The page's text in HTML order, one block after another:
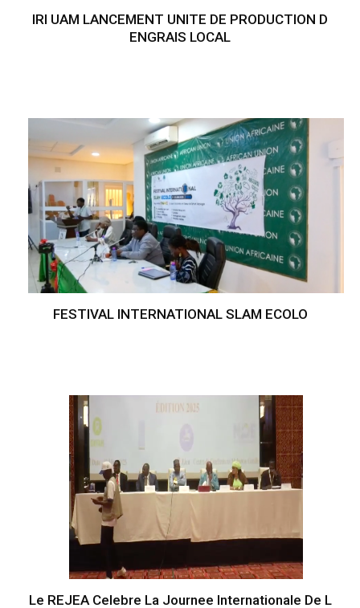
IRI UAM LANCEMENT UNITE DE PRODUCTION D
ENGRAIS LOCAL
FESTIVAL INTERNATIONAL SLAM ECOLO
Le REJEA Celebre La Journee Internationale De L